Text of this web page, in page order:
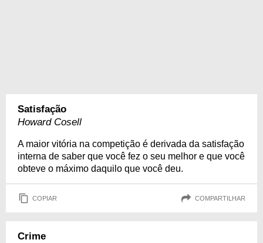
Satisfação
Howard Cosell
A maior vitória na competição é derivada da satisfação
interna de saber que você fez o seu melhor e que você
obteve o máximo daquilo que você deu.
COPIAR COMPARTILHAR
Crime